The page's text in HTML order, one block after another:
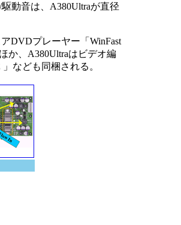
動音は、A380Ultraが直径
DVDプレーヤー「WinFast
か、A380Ultraはビデオ編
なども同梱される。